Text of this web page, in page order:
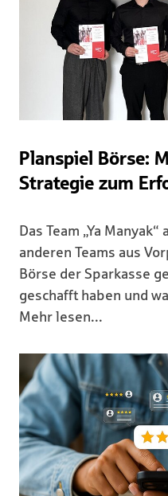
Planspiel Börse:
Strategie zum
Das Team „Ya
anderen Teams aus
Börse der Sparkasse
geschafft haben und
Mehr lesen...